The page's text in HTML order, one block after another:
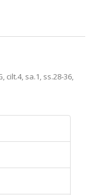
cilt.4, sa.1, ss.28-36,